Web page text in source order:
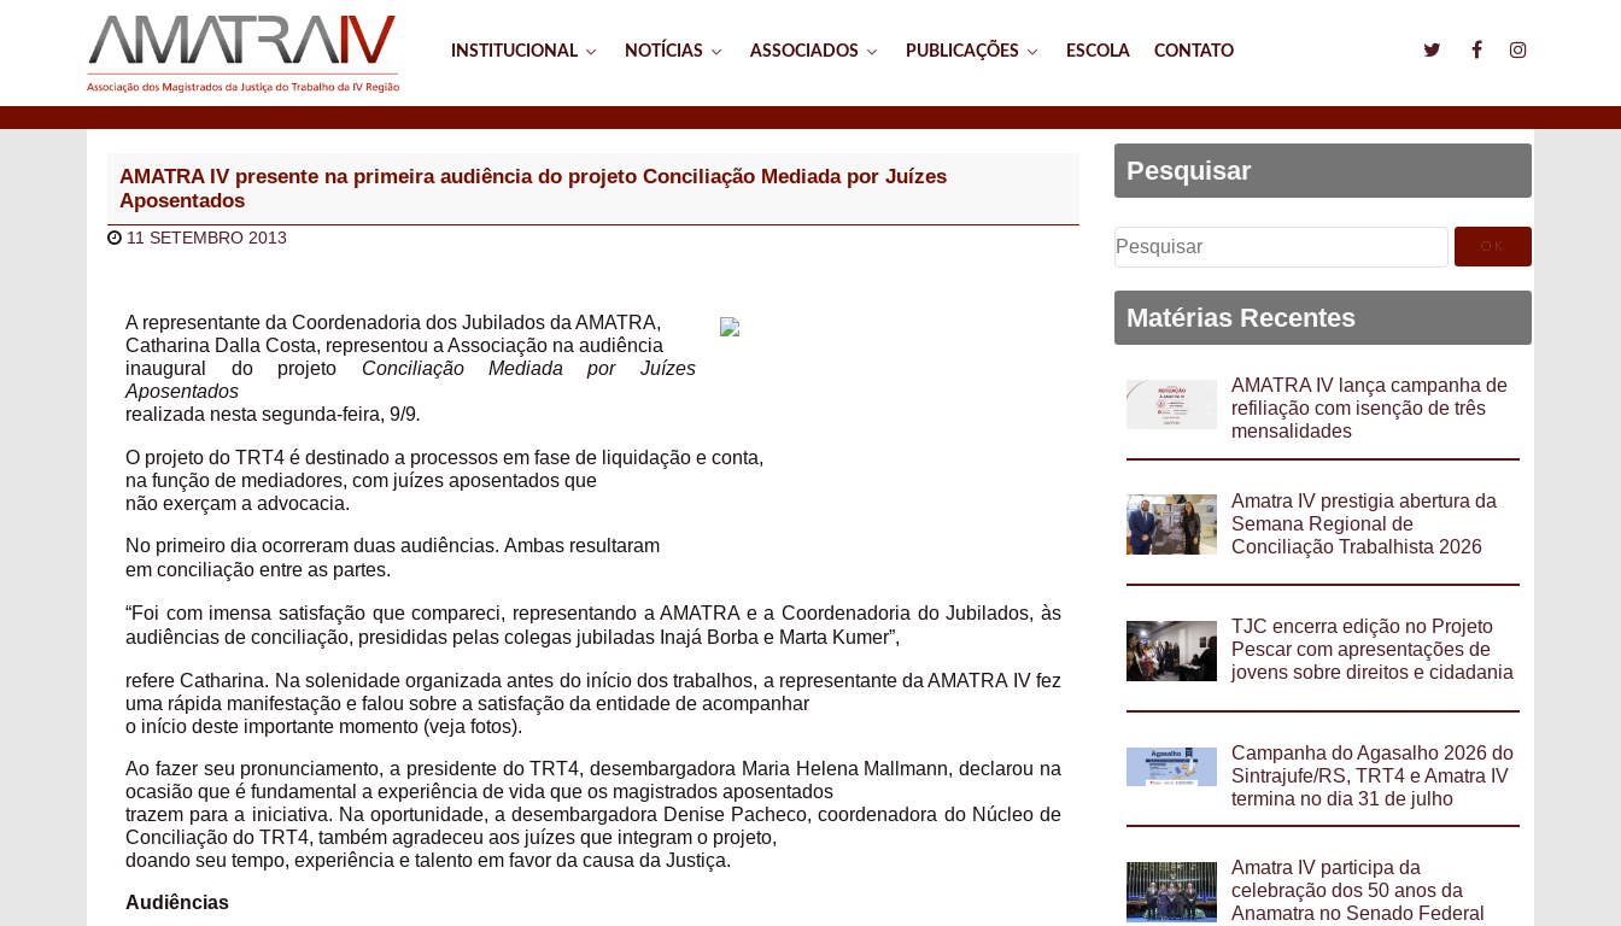
INSTITUCIONAL NOTÍCIAS ASSOCIADOS PUBLICAÇÕES ESCOLA CONTATO
AMATRA IV presente na primeira audiência do projeto Conciliação Mediada por Juízes
Aposentados
11 SETEMBRO 2013
A representante da Coordenadoria dos Jubilados da AMATRA,
Catharina Dalla Costa, representou a Associação na audiência
inaugural do projeto Conciliação Mediada por Juízes
Aposentados
realizada nesta segunda-feira, 9/9.
O projeto do TRT4 é destinado a processos em fase de liquidação e conta,
na função de mediadores, com juízes aposentados que
não exerçam a advocacia.
No primeiro dia ocorreram duas audiências.Ambas resultaram
em conciliação entre as partes.
“Foi com imensa satisfação que compareci, representando a AMATRA e a Coordenadoria do Jubilados, às
audiências de conciliação, presididas pelas colegas jubiladas Inajá Borba e Marta Kumer”,
refere Catharina. Na solenidade organizada antes do início dos trabalhos, a representante da AMATRA IV fez
uma rápida manifestação e falou sobre a satisfação da entidade de acompanhar
o início deste importante momento (veja fotos).
Ao fazer seu pronunciamento, a presidente do TRT4, desembargadora Maria Helena Mallmann, declarou na
ocasião que é fundamental a experiência de vida que os magistrados aposentados
trazem para a iniciativa. Na oportunidade, a desembargadora Denise Pacheco, coordenadora do Núcleo de
Conciliação do TRT4, também agradeceu aos juízes que integram o projeto,
doando seu tempo, experiência e talento em favor da causa da Justiça.
Audiências
Pesquisar
Pesquisar
por:
Matérias Recentes
AMATRA IV lança campanha de
refiliação com isenção de três
mensalidades
Amatra IV prestigia abertura da
Semana Regional de
Conciliação Trabalhista 2026
TJC encerra edição no Projeto
Pescar com apresentações de
jovens sobre direitos e cidadania
Campanha do Agasalho 2026 do
Sintrajufe/RS, TRT4 e Amatra IV
termina no dia 31 de julho
Amatra IV participa da
celebração dos 50 anos da
Anamatra no Senado Federal